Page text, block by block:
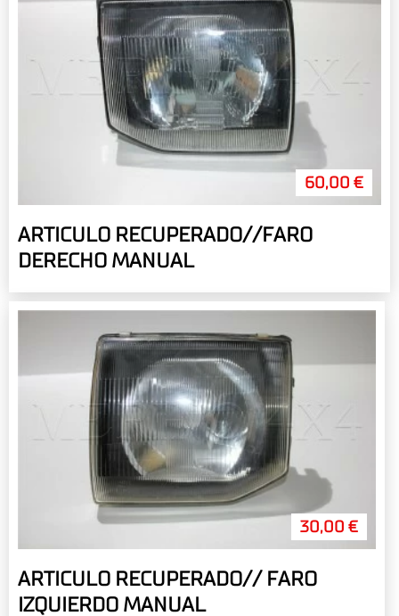
60,00 €
ARTICULO RECUPERADO//FARO
DERECHO MANUAL
30,00 €
ARTICULO RECUPERADO// FARO
IZQUIERDO MANUAL